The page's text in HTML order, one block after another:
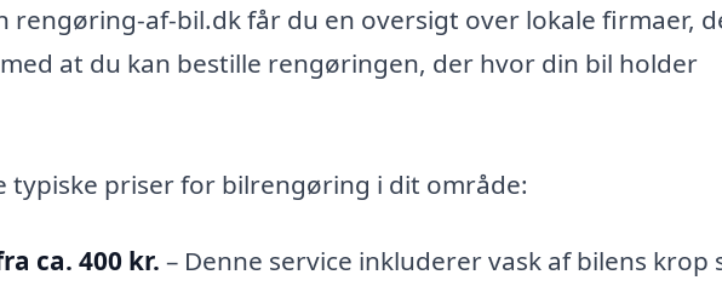
rengøring-af-bil.dk får du en oversigt over lokale firmaer,
at du kan bestille rengøringen, der hvor din bil holder
typiske priser for bilrengøring i dit område:
ca. 400 kr. – Denne service inkluderer vask af bilens krop